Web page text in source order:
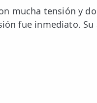
mucha tensión y
fue inmediato.